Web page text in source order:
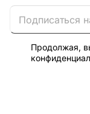
Продолжая,